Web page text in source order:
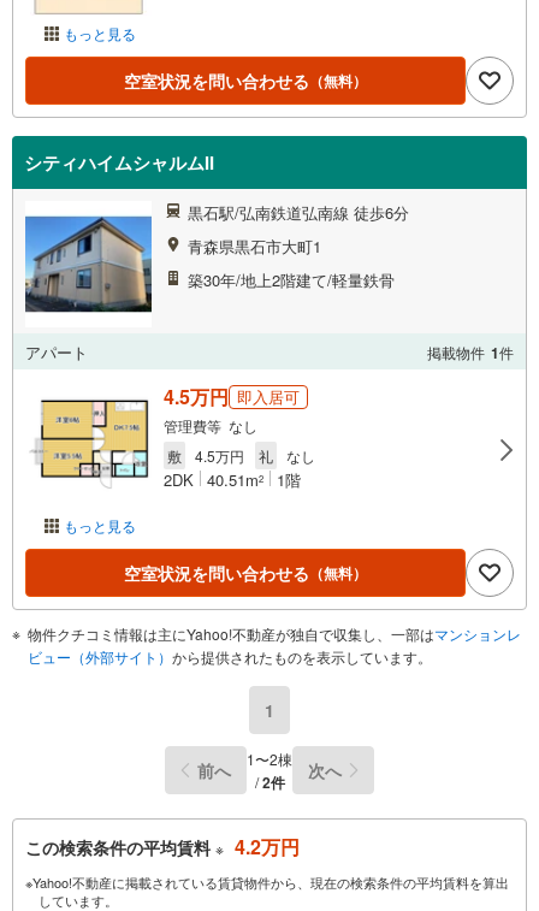
もっと見る
空室状況を問い合わせる （無料）
シティハイムシャルムII
黒石駅/弘南鉄道弘南線 徒歩6分
青森県黒石市大町1
築30年/地上2階建て/軽量鉄骨
アパート 掲載物件 1件
もっと見る
4.5万円 即入居可
管理費等 なし
敷
4.5万円 礼 なし
2DK 40.51m2 1階
空室状況を問い合わせる （無料）
物件クチコミ情報は主にYahoo!不動産が独自で収集し、一部はマンションレ
ビュー（外部サイト） から提供されたものを表示しています。
1
前へ
1〜2棟
/2件 次へ
この検索条件の平均賃料 ※ 4.2万円
※Yahoo!不動産に掲載されている賃貸物件から、現在の検索条件の平均賃料を算出
しています。